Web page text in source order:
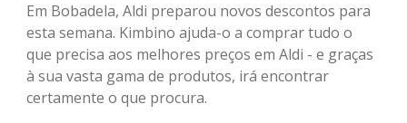
Em Bobadela, Aldi preparou novos descontos para
esta semana. Kimbino ajuda-o a comprar tudo o
que precisa aos melhores preços em Aldi - e graças
à sua vasta gama de produtos, irá encontrar
certamente o que procura.